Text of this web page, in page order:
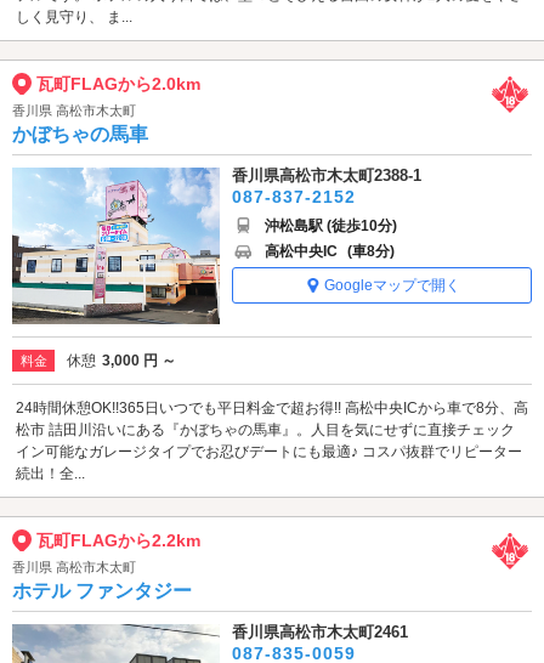
しく見守り、 ま...
瓦町FLAGから2.0km
香川県 高松市木太町
かぼちゃの馬車
香川県高松市木太町2388-1
087-837-2152
沖松島駅 (徒歩10分)
高松中央IC (車8分)
Googleマップで開く
料金 休憩 3,000 円 ～
24時間休憩OK!!365日いつでも平日料金で超お得!! 高松中央ICから車で8分、高
松市 詰田川沿いにある『かぼちゃの馬車』。人目を気にせずに直接チェック
イン可能なガレージタイプでお忍びデートにも最適♪ コスパ抜群でリピーター
続出！全...
瓦町FLAGから2.2km
香川県 高松市木太町
ホテル ファンタジー
香川県高松市木太町2461
087-835-0059